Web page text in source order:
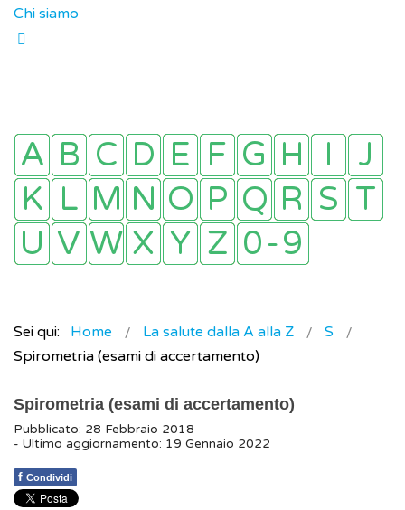
Chi siamo
Sei qui: Home La salute dalla A alla Z
S
Spirometria (esami di accertamento)
Spirometria (esami di accertamento)
Pubblicato: 28 Febbraio 2018
- Ultimo aggiornamento: 19 Gennaio 2022
f Condividi